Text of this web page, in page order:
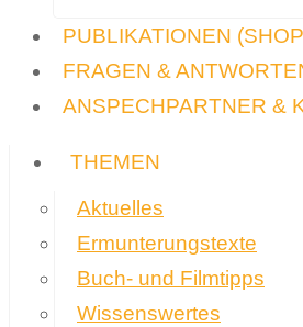
PUBLIKATIONEN
FRAGEN &
ANSPECHPARTNER &
THEMEN
Aktuelles
Ermunterungstexte
Buch- und Filmtipps
Wissenswertes